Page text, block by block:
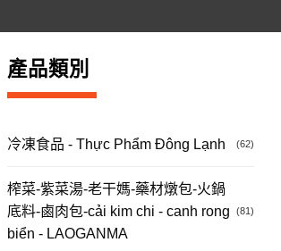
產品類別
冷凍食品 - Thực Phẩm Đông Lạnh (62)
榨菜-紫菜湯-老干媽-藥材燉包-火鍋
底料-鹵肉包-cải kim chi - canh rong
biển - LAOGANMA
(81)